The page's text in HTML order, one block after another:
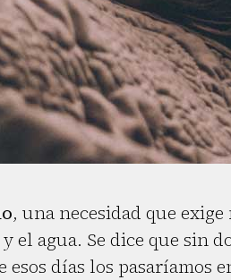
, una necesidad que
el agua. Se dice que sin
esos días los pasaríamos